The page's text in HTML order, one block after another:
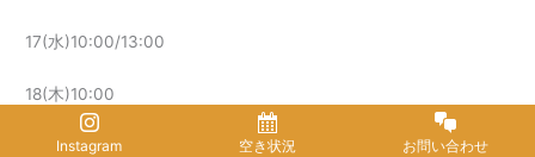
17(水)10:00/13:00
18(木)10:00
19(金)10:00/13:00
Instagram 空き状況 お問い合わせ